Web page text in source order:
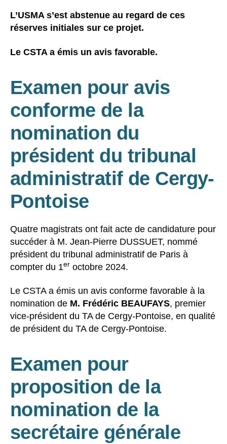
L’USMA s’est abstenue au regard de ces
réserves initiales sur ce projet.
Le CSTA a émis un avis favorable.
Examen pour avis
conforme de la
nomination du
président du tribunal
administratif de Cergy-
Pontoise
Quatre magistrats ont fait acte de candidature pour
succéder à M. Jean-Pierre DUSSUET, nommé
président du tribunal administratif de Paris à
compter du 1er octobre 2024.
Le CSTA a émis un avis conforme favorable à la
nomination de M. Frédéric BEAUFAYS, premier
vice-président du TA de Cergy-Pontoise, en qualité
de président du TA de Cergy-Pontoise.
Examen pour
proposition de la
nomination de la
secrétaire générale